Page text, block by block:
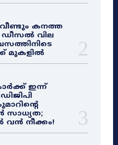
കനത്ത
ഡീസൽ വില
മുകളിൽ
ഇന്ന്
സാധ്യത;
വൻ നീക്കം!